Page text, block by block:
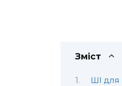
Зміст
ШІ для